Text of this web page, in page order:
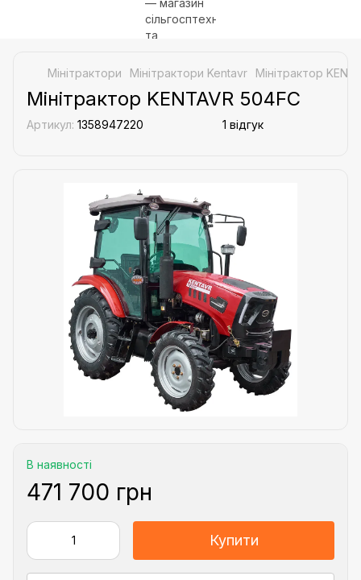
Мінітрактори Мінітрактори Kentavr Мінітрактор
Мінітрактор KENTAVR 504FC
Артикул: 1358947220 1 відгук
В наявності
471 700 грн
Купити